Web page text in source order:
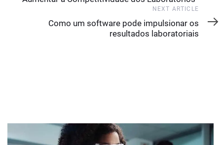
NEXT ARTICLE
Como um software pode impulsionar os
resultados laboratoriais